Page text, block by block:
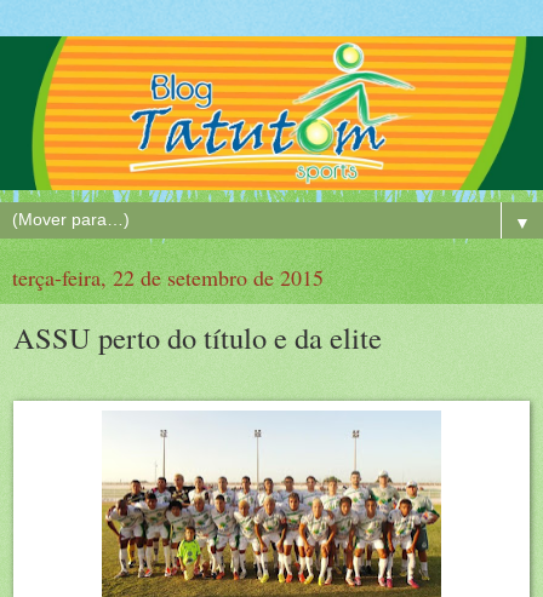
▼
terça-feira, 22 de setembro de 2015
ASSU perto do título e da elite